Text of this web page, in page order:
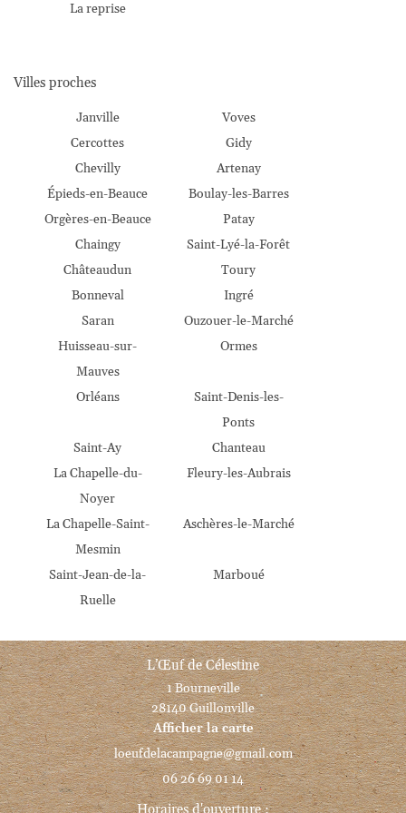
& Recettes
La reprise
Villes proches
Janville
Voves
Cercottes
Gidy
Chevilly
Artenay
Épieds-en-Beauce
Boulay-les-Barres
Orgères-en-Beauce
Patay
Chaingy
Saint-Lyé-la-Forêt
Châteaudun
Toury
Bonneval
Ingré
Saran
Ouzouer-le-Marché
Huisseau-sur-
Mauves
Ormes
Orléans
Saint-Denis-les-
Ponts
Saint-Ay
Chanteau
La Chapelle-du-
Noyer
Fleury-les-Aubrais
La Chapelle-Saint-
Mesmin
Aschères-le-Marché
Saint-Jean-de-la-
Ruelle
Marboué
L’Œuf de Célestine
1 Bourneville
28140 Guillonville
Afficher la carte
06 26 69 01 14